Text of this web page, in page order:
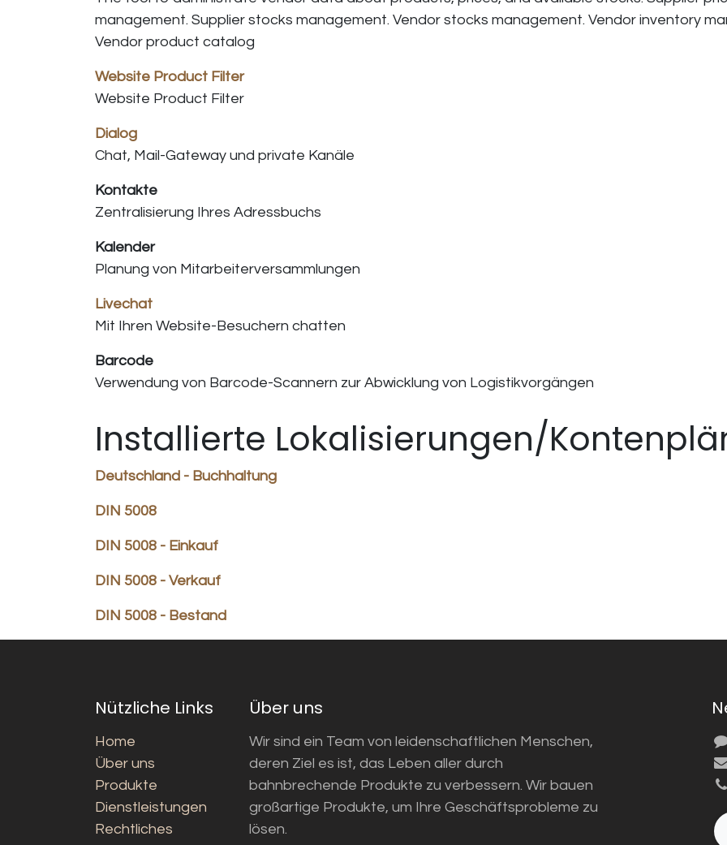
management. Supplier stocks management. Vendor stocks management. Vendor inventory
Vendor product catalog
Website Product Filter
Website Product Filter
Dialog
Chat, Mail-Gateway und private Kanäle
Kontakte
Zentralisierung Ihres Adressbuchs
Kalender
Planung von Mitarbeiterversammlungen
Livechat
Mit Ihren Website-Besuchern chatten
Barcode
Verwendung von Barcode-Scannern zur Abwicklung von Logistikvorgängen
Installierte Lokalisierungen/
Deutschland - Buchhaltung
DIN 5008
DIN 5008 - Einkauf
DIN 5008 - Verkauf
DIN 5008 - Bestand
Nützliche Links
Home
Über uns
Produkte
Dienstleistungen
Rechtliches
Über uns
Wir sind ein Team von leidenschaftlichen Menschen,
deren Ziel es ist, das Leben aller durch
bahnbrechende Produkte zu verbessern. Wir bauen
großartige Produkte, um Ihre Geschäftsprobleme zu
lösen.